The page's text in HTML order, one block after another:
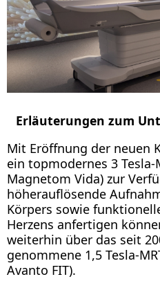
Erläuterungen zum
Mit Eröffnung der neuen
ein topmodernes 3 Tesla-
Magnetom Vida) zur
höherauflösende
Körpers sowie
Herzens anfertigen
weiterhin über das seit
genommene 1,5 Tesla-
Avanto FIT).